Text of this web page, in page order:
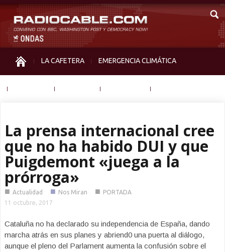
LA CAFETERA EMERGENCIA CLIMÁTICA
La prensa internacional cree
que no ha habido DUI y que
Puigdemont «juega a la
prórroga»
■ Actualidad ■ Nos Miran ■ PORTADA
11 octubre, 2017
Cataluña no ha declarado su independencia de España, dando
marcha atrás en sus planes y abriend0 una puerta al diálogo,
aunque el pleno del Parlament aumenta la confusión sobre el